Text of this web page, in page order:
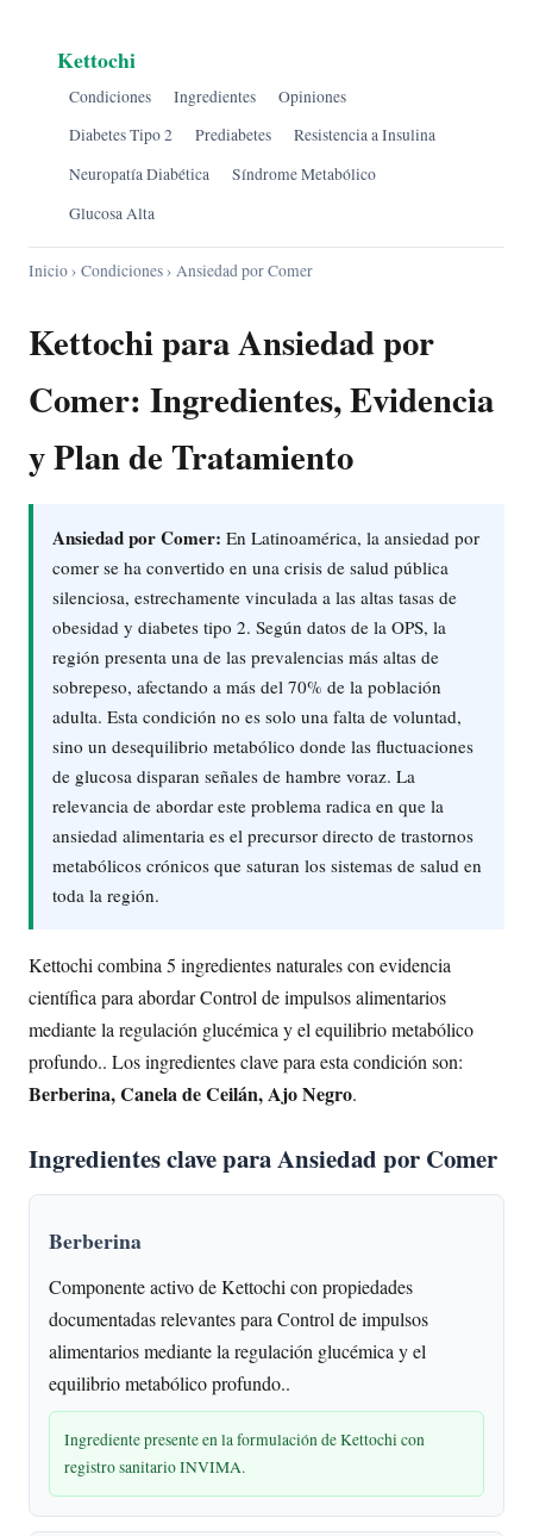
Kettochi
Condiciones Ingredientes
Opiniones
Diabetes Tipo 2
Prediabetes
Resistencia a Insulina
Neuropatía Diabética
Síndrome Metabólico
Glucosa Alta
Inicio› Condiciones› Ansiedad por Comer
Kettochi para Ansiedad por
Comer: Ingredientes, Evidencia
y Plan de Tratamiento
Ansiedad por Comer: En Latinoamérica, la ansiedad por
comer se ha convertido en una crisis de salud pública
silenciosa, estrechamente vinculada a las altas tasas de
obesidad y diabetes tipo 2. Según datos de la OPS, la
región presenta una de las prevalencias más altas de
sobrepeso, afectando a más del 70% de la población
adulta. Esta condición no es solo una falta de voluntad,
sino un desequilibrio metabólico donde las fluctuaciones
de glucosa disparan señales de hambre voraz. La
relevancia de abordar este problema radica en que la
ansiedad alimentaria es el precursor directo de trastornos
metabólicos crónicos que saturan los sistemas de salud en
toda la región.
Kettochi combina 5 ingredientes naturales con evidencia
científica para abordar Control de impulsos alimentarios
mediante la regulación glucémica y el equilibrio metabólico
profundo.. Los ingredientes clave para esta condición son:
Berberina, Canela de Ceilán, Ajo Negro.
Ingredientes clave para Ansiedad por Comer
Berberina
Componente activo de Kettochi con propiedades
documentadas relevantes para Control de impulsos
alimentarios mediante la regulación glucémica y el
equilibrio metabólico profundo..
Ingrediente presente en la formulación de Kettochi con
registro sanitario INVIMA.